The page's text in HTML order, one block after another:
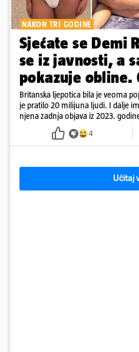
NAKON TRI GODINE
Sjećate se Demi
se iz javnosti, a
pokazuje obline.
Britanska ljepotica bila je veoma
je pratilo 20 milijuna ljudi. I dalje
njena zadnja objava iz 2023.
4
Učitaj